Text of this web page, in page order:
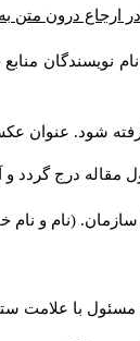
ارجاع درون متن
نویسندگان
شود. عنوان
مقاله درج گردد
(نام و
مسئول با